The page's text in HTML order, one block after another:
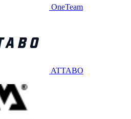
OneTeam
ATTABO